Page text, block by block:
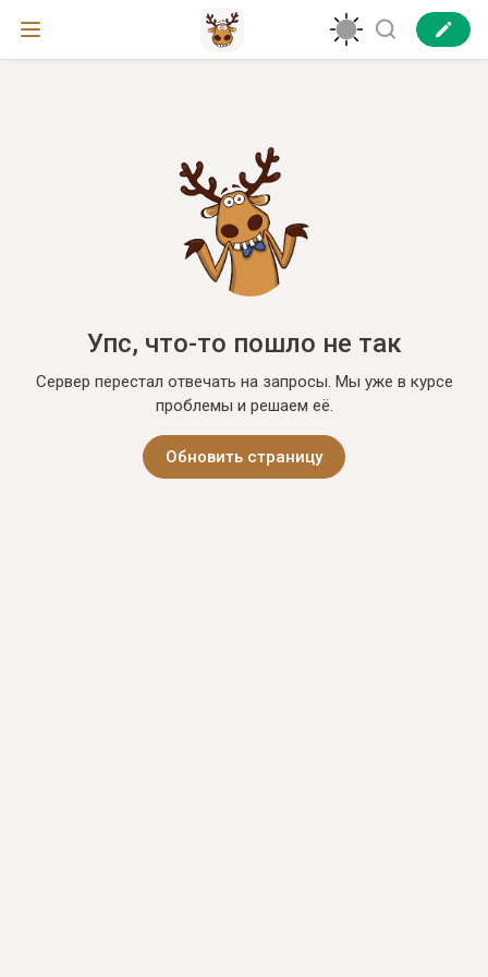
Упс, что-то пошло не так
Сервер перестал отвечать на запросы. Мы уже в курсе
проблемы и решаем её.
Обновить страницу